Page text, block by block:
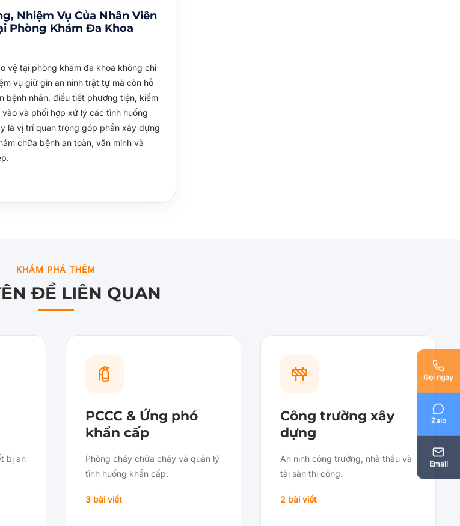
Gọi ngay
Zalo
Email
Nhiệm Vụ Của Nhân Viên
Phòng Khám Đa Khoa
vệ tại phòng khám đa khoa không chỉ
vụ giữ gìn an ninh trật tự mà còn hỗ
bệnh nhân, điều tiết phương tiện, kiểm
vào và phối hợp xử lý các tình huống
là vị trí quan trọng góp phần xây dựng
chữa bệnh an toàn, văn minh và
KHÁM PHÁ THÊM
ĐỀ LIÊN QUAN
bị an
PCCC & Ứng phó
khẩn cấp
Phòng cháy chữa cháy và quản lý
tình huống khẩn cấp.
3 bài viết
Công trường xây
dựng
An ninh công trường, nhà thầu và
tài sản thi công.
2 bài viết